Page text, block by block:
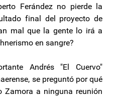
Ferández no pierde la
final del proyecto de
mal que la gente lo irá a
en sangre?
Andrés "El Cuervo"
se preguntó por qué
a ninguna reunión